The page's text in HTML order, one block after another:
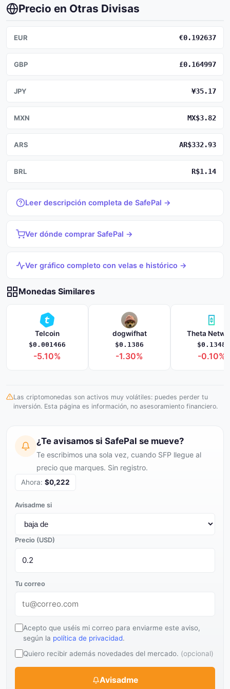
Precio en Otras Divisas
EUR €0.192637
GBP £0.164997
JPY ¥35.17
MXN MX$3.82
ARS AR$332.93
BRL R$1.14
Leer descripción completa de SafePal →
Ver dónde comprar SafePal →
Ver gráfico completo con velas e histórico →
Monedas Similares
Telcoin
$0.001466
-5.10%
dogwifhat
$0.1386
-1.30%
Theta
$0.1348
-0.10%
Las criptomonedas son activos muy volátiles: puedes perder tu
inversión. Esta página es información, no asesoramiento financiero.
¿Te avisamos si SafePal se mueve?
Te escribimos una sola vez, cuando SFP llegue al
precio que marques. Sin registro.
Ahora: $0,222
Avisadme si
Precio (USD)
Tu correo
Acepto que uséis mi correo para enviarme este aviso,
según la política de privacidad.
Quiero recibir además novedades del mercado. (opcional)
Avisadme